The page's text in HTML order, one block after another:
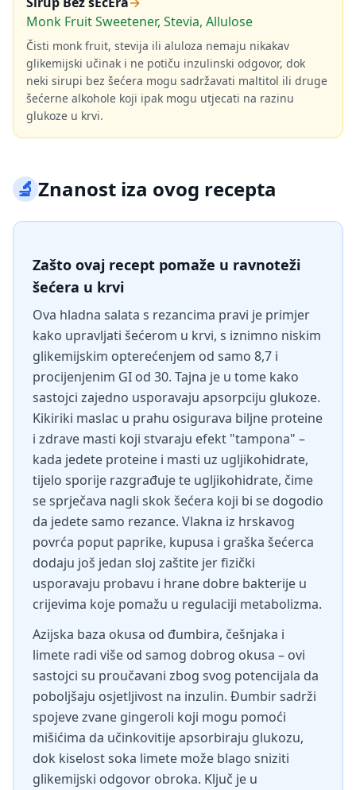
Monk Fruit Sweetener, Stevia, Allulose
Čisti monk fruit, stevija ili aluloza nemaju nikakav
glikemijski učinak i ne potiču inzulinski odgovor, dok
neki sirupi bez šećera mogu sadržavati maltitol ili druge
šećerne alkohole koji ipak mogu utjecati na razinu
glukoze u krvi.
🔬Znanost iza ovog recepta
Zašto ovaj recept pomaže u ravnoteži
šećera u krvi
Ova hladna salata s rezancima pravi je primjer
kako upravljati šećerom u krvi, s iznimno niskim
glikemijskim opterećenjem od samo 8,7 i
procijenjenim GI od 30. Tajna je u tome kako
sastojci zajedno usporavaju apsorpciju glukoze.
Kikiriki maslac u prahu osigurava biljne proteine
i zdrave masti koji stvaraju efekt "tampona" –
kada jedete proteine i masti uz ugljikohidrate,
tijelo sporije razgrađuje te ugljikohidrate, čime
se sprječava nagli skok šećera koji bi se dogodio
da jedete samo rezance. Vlakna iz hrskavog
povrća poput paprike, kupusa i graška šećerca
dodaju još jedan sloj zaštite jer fizički
usporavaju probavu i hrane dobre bakterije u
crijevima koje pomažu u regulaciji metabolizma.
Azijska baza okusa od đumbira, češnjaka i
limete radi više od samog dobrog okusa – ovi
sastojci su proučavani zbog svog potencijala da
poboljšaju osjetljivost na inzulin. Đumbir sadrži
spojeve zvane gingeroli koji mogu pomoći
mišićima da učinkovitije apsorbiraju glukozu,
dok kiselost soka limete može blago sniziti
glikemijski odgovor obroka. Ključ je u